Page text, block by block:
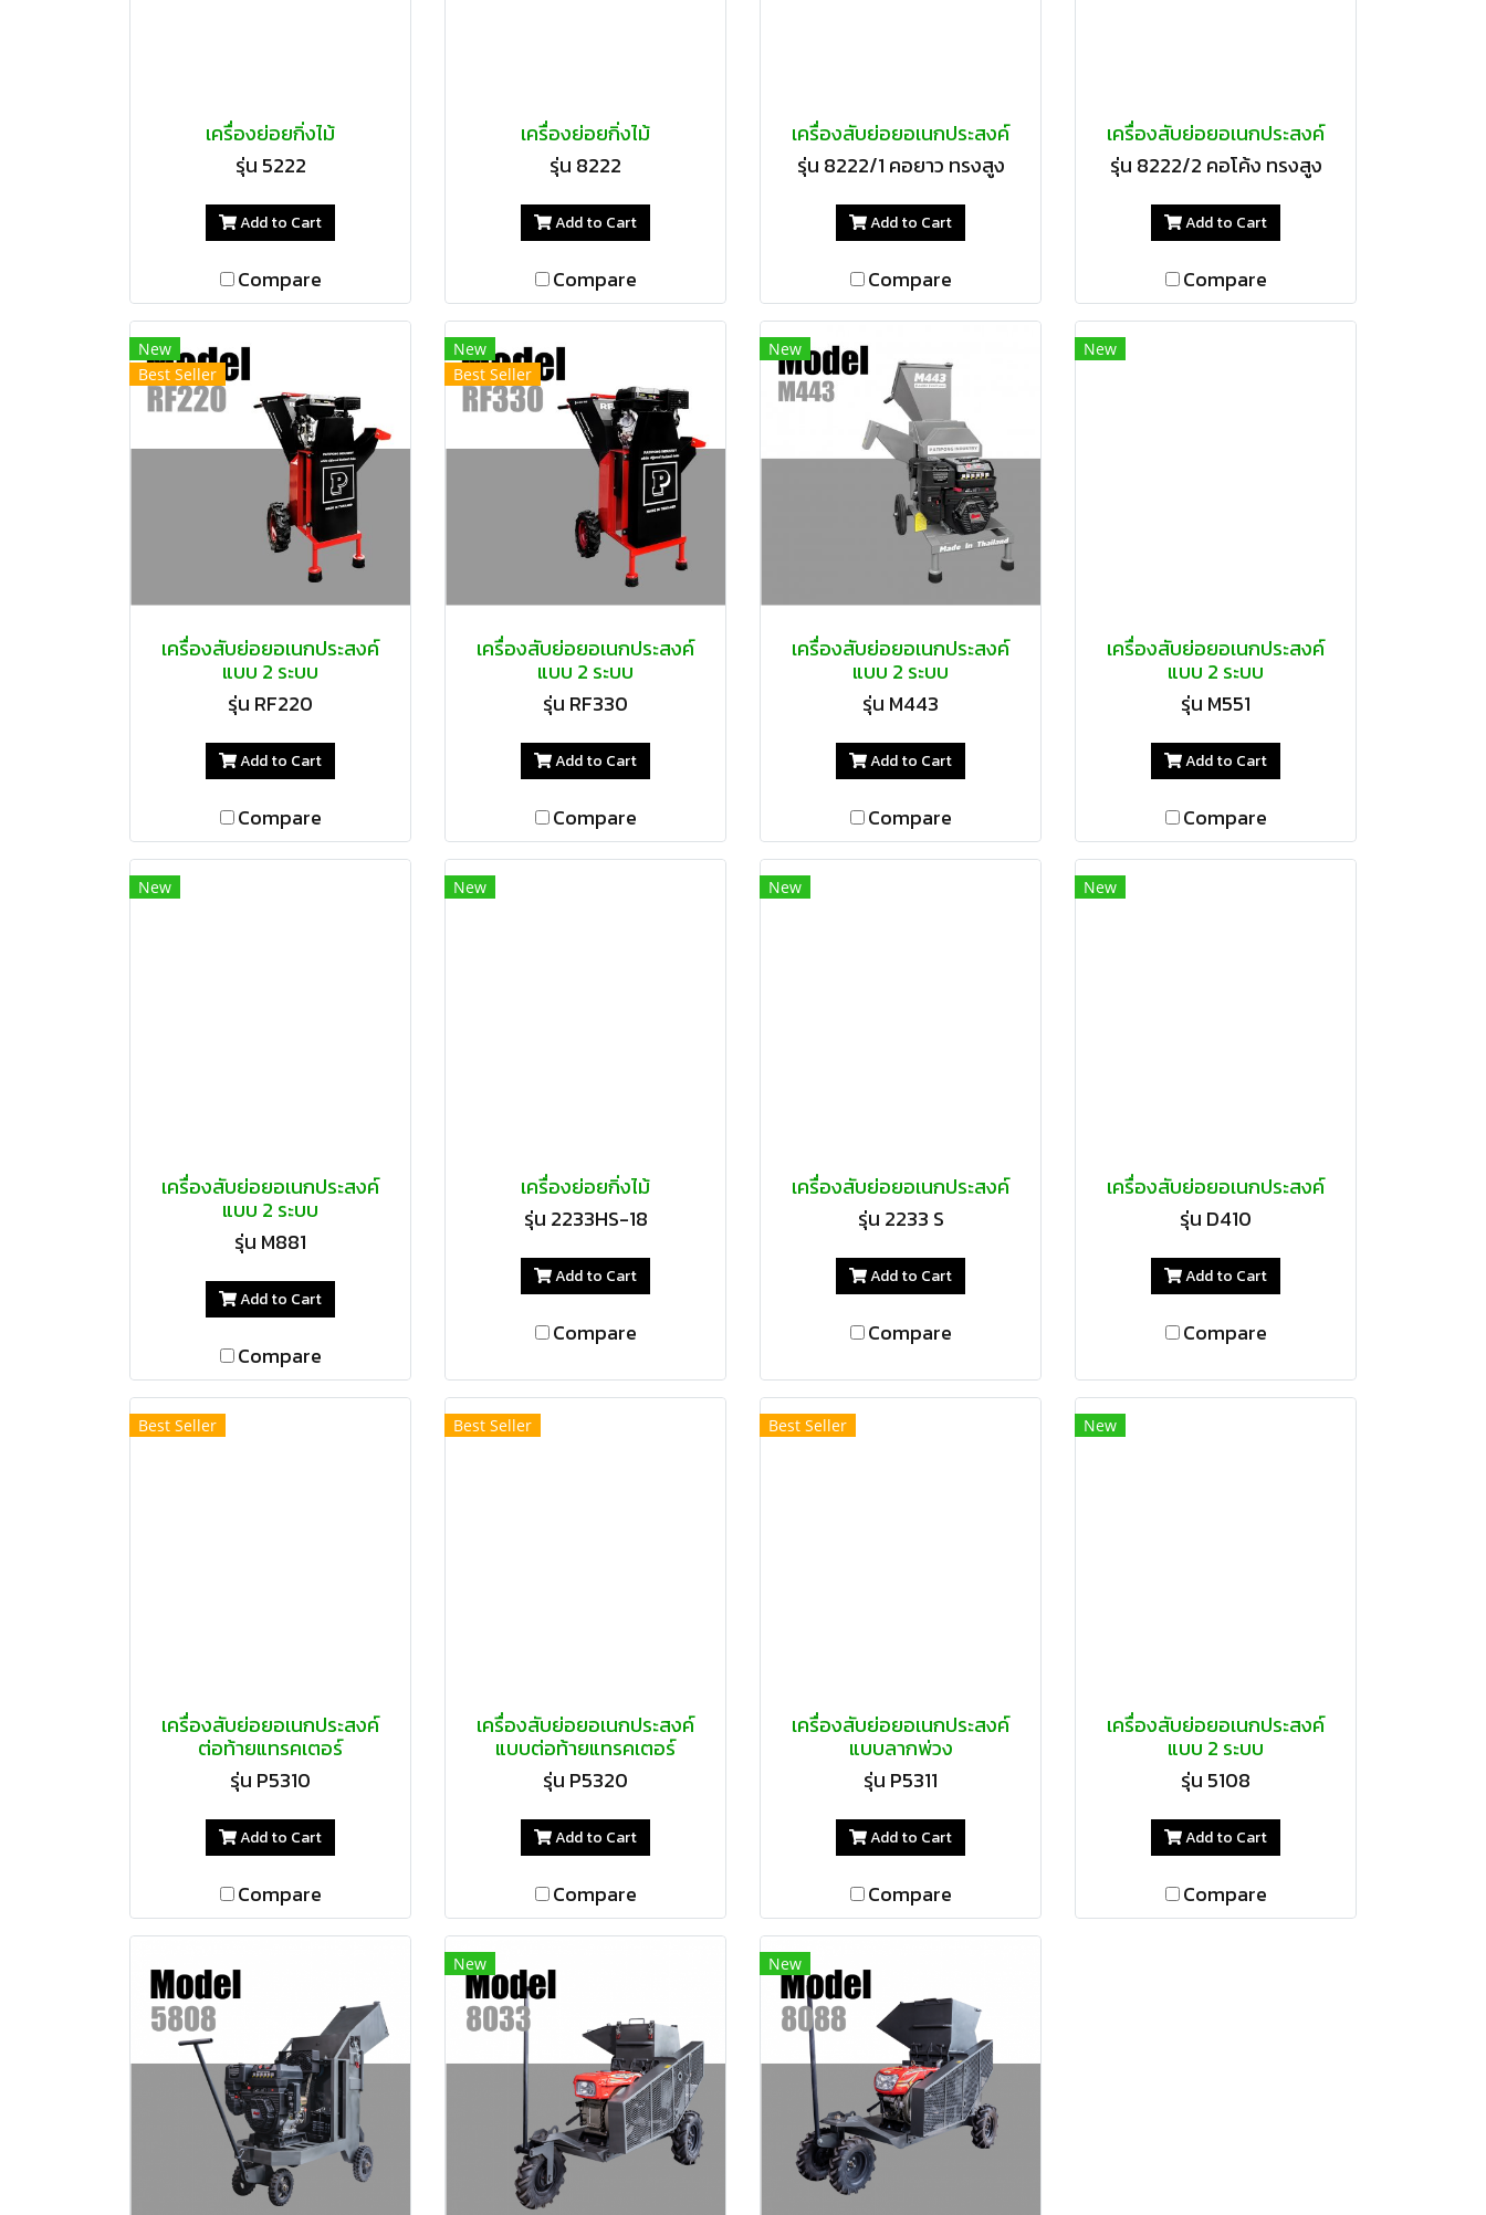
เครื่องย่อยกิ่งไม้
รุ่น 5222
Add to Cart
Compare
เครื่องย่อยกิ่งไม้
รุ่น 8222
Add to Cart
Compare
เครื่องสับย่อยอเนกประสงค์
รุ่น 8222/1 คอยาว ทรงสูง
Add to Cart
Compare
เครื่องสับย่อยอเนกประสงค์
รุ่น 8222/2 คอโค้ง ทรงสูง
Add to Cart
Compare
New
Best Seller
เครื่องสับย่อยอเนกประสงค์
แบบ 2 ระบบ
รุ่น RF220
Add to Cart
Compare
New
Best Seller
เครื่องสับย่อยอเนกประสงค์
แบบ 2 ระบบ
รุ่น RF330
Add to Cart
Compare
New
เครื่องสับย่อยอเนกประสงค์
แบบ 2 ระบบ
รุ่น M443
Add to Cart
Compare
New
เครื่องสับย่อยอเนกประสงค์
แบบ 2 ระบบ
รุ่น M551
Add to Cart
Compare
New
เครื่องสับย่อยอเนกประสงค์
แบบ 2 ระบบ
รุ่น M881
Add to Cart
Compare
New
เครื่องย่อยกิ่งไม้
รุ่น 2233HS-18
Add to Cart
Compare
New
เครื่องสับย่อยอเนกประสงค์
รุ่น 2233 S
Add to Cart
Compare
New
เครื่องสับย่อยอเนกประสงค์
รุ่น D410
Add to Cart
Compare
Best Seller
เครื่องสับย่อยอเนกประสงค์
ต่อท้ายแทรคเตอร์
รุ่น P5310
Add to Cart
Compare
Best Seller
เครื่องสับย่อยอเนกประสงค์
แบบต่อท้ายแทรคเตอร์
รุ่น P5320
Add to Cart
Compare
Best Seller
เครื่องสับย่อยอเนกประสงค์
แบบลากพ่วง
รุ่น P5311
Add to Cart
Compare
New
เครื่องสับย่อยอเนกประสงค์
แบบ 2 ระบบ
รุ่น 5108
Add to Cart
Compare
New New